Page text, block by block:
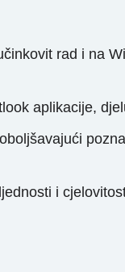
rad i na
aplikacije,
i